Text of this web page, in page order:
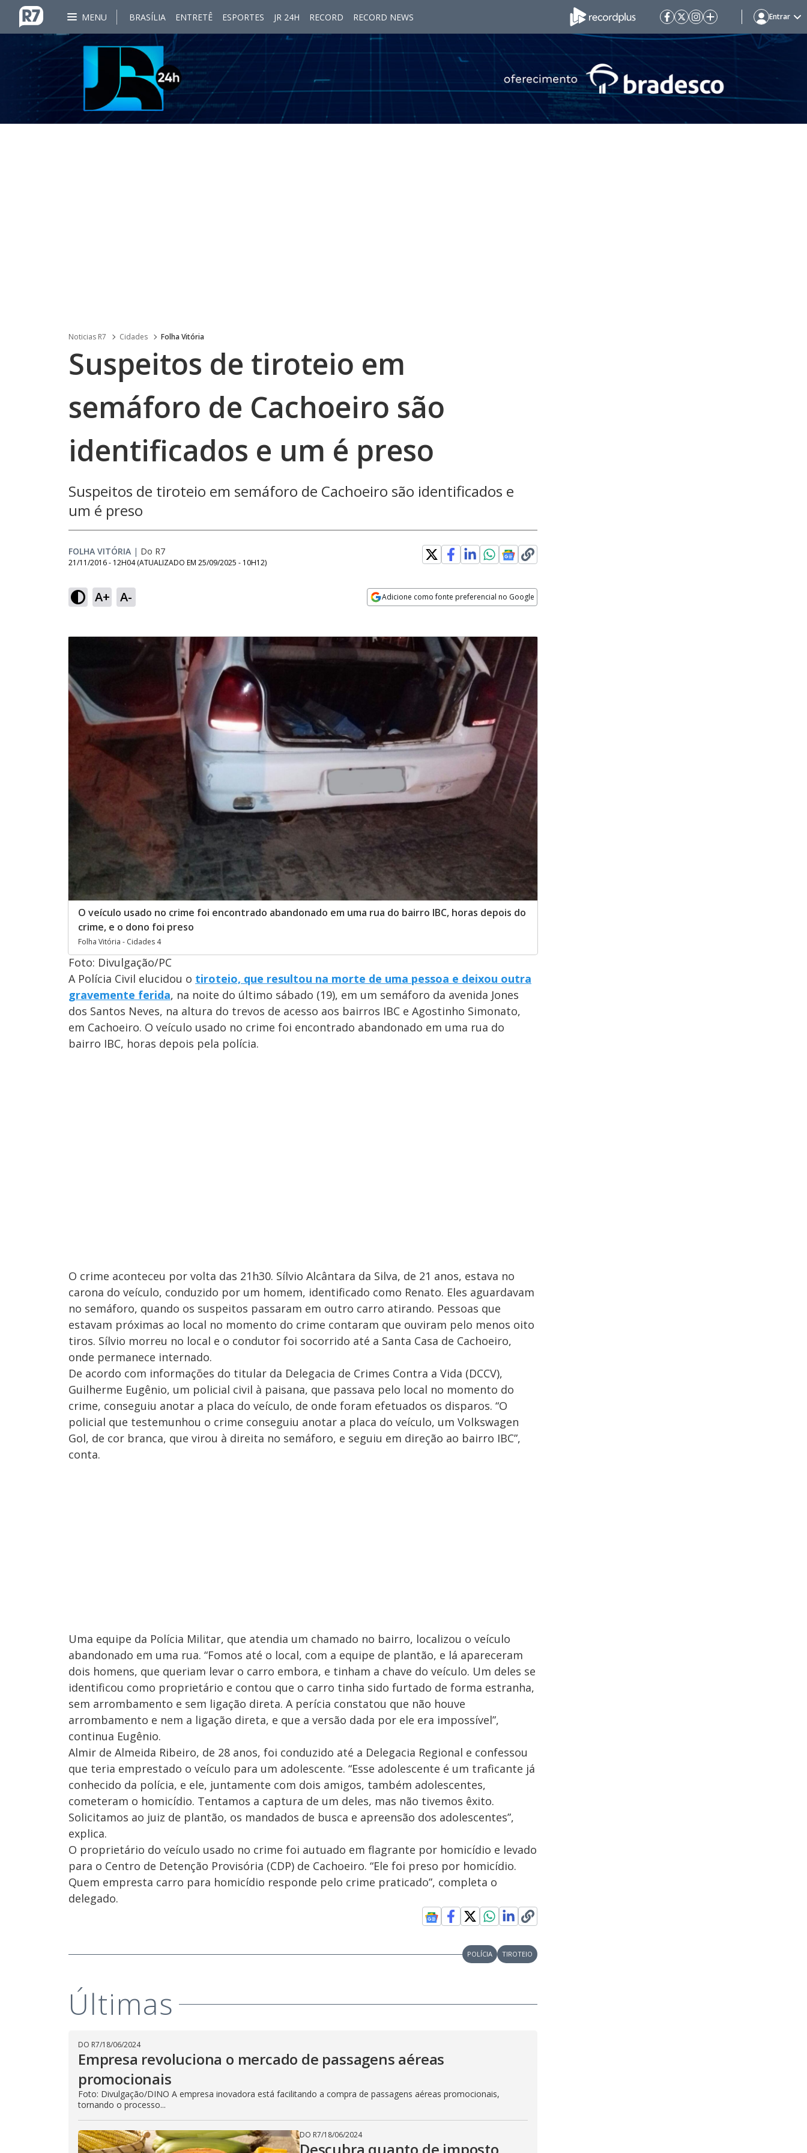
MENU BRASÍLIA ENTRETÊ ESPORTES JR 24H RECORD RECORD NEWS Entrar
Noticias R7 Cidades Folha Vitória
Suspeitos de tiroteio em
semáforo de Cachoeiro são
identificados e um é preso
Suspeitos de tiroteio em semáforo de Cachoeiro são identificados e
um é preso
FOLHA VITÓRIA | Do R7
21/11/2016 - 12H04 (ATUALIZADO EM 25/09/2025 - 10H12)
A+ A- Adicione como fonte preferencial no Google
O veículo usado no crime foi encontrado abandonado em uma rua do bairro IBC, horas depois do
crime, e o dono foi preso
Folha Vitória - Cidades 4
Foto: ​Divulgação/PC
A Polícia Civil elucidou o tiroteio, que resultou na morte de uma pessoa e deixou outra
gravemente ferida, na noite do último sábado (19), em um semáforo da avenida Jones
dos Santos Neves, na altura do trevos de acesso aos bairros IBC e Agostinho Simonato,
em Cachoeiro. O veículo usado no crime foi encontrado abandonado em uma rua do
bairro IBC, horas depois pela polícia.
O crime aconteceu por volta das 21h30. Sílvio Alcântara da Silva, de 21 anos, estava no
carona do veículo, conduzido por um homem, identificado como Renato. Eles aguardavam
no semáforo, quando os suspeitos passaram em outro carro atirando. Pessoas que
estavam próximas ao local no momento do crime contaram que ouviram pelo menos oito
tiros. Sílvio morreu no local e o condutor foi socorrido até a Santa Casa de Cachoeiro,
onde permanece internado.
De acordo com informações do titular da Delegacia de Crimes Contra a Vida (DCCV),
Guilherme Eugênio, um policial civil à paisana, que passava pelo local no momento do
crime, conseguiu anotar a placa do veículo, de onde foram efetuados os disparos. “O
policial que testemunhou o crime conseguiu anotar a placa do veículo, um Volkswagen
Gol, de cor branca, que virou à direita no semáforo, e seguiu em direção ao bairro IBC”,
conta.
Uma equipe da Polícia Militar, que atendia um chamado no bairro, localizou o veículo
abandonado em uma rua. “Fomos até o local, com a equipe de plantão, e lá apareceram
dois homens, que queriam levar o carro embora, e tinham a chave do veículo. Um deles se
identificou como proprietário e contou que o carro tinha sido furtado de forma estranha,
sem arrombamento e sem ligação direta. A perícia constatou que não houve
arrombamento e nem a ligação direta, e que a versão dada por ele era impossível”,
continua Eugênio.
Almir de Almeida Ribeiro, de 28 anos, foi conduzido até a Delegacia Regional e confessou
que teria emprestado o veículo para um adolescente. “Esse adolescente é um traficante já
conhecido da polícia, e ele, juntamente com dois amigos, também adolescentes,
cometeram o homicídio. Tentamos a captura de um deles, mas não tivemos êxito.
Solicitamos ao juiz de plantão, os mandados de busca e apreensão dos adolescentes”,
explica.
O proprietário do veículo usado no crime foi autuado em flagrante por homicídio e levado
para o Centro de Detenção Provisória (CDP) de Cachoeiro. “Ele foi preso por homicídio.
Quem empresta carro para homicídio responde pelo crime praticado”, completa o
delegado.
POLÍCIA TIROTEIO
Últimas
DO R7/18/06/2024
Empresa revoluciona o mercado de passagens aéreas
promocionais
Foto: Divulgação/DINO A empresa inovadora está facilitando a compra de passagens aéreas promocionais,
tornando o processo...
DO R7/18/06/2024